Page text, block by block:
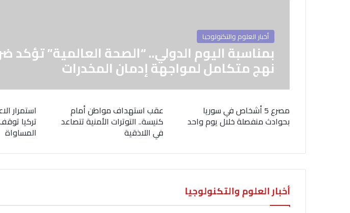
أخبار العلوم والتكنولوجيا
بمناسبة اليوم الدولي.. “الصحة العالمية” تؤكد
نهج متكامل لمواجهة إدمان المخدرات
مصرع 5 أشخاص في سوريا
بحوادث منفصلة خلال يوم واحد
عقب استهداف مواطن أمام
كنيسة.. التوترات الأمنية تتصاعد
في اللاذقية
استمرار
المساواة
أخبار العلوم والتكنولوجيا